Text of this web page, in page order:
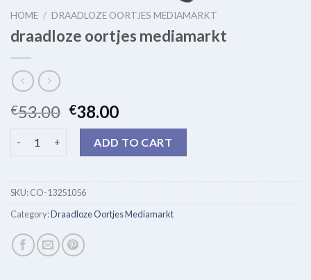
HOME / DRAADLOZE OORTJES MEDIAMARKT
draadloze oortjes mediamarkt
€53.00 €38.00
ADD TO CART
SKU:CO-13251056
Category:Draadloze Oortjes Mediamarkt